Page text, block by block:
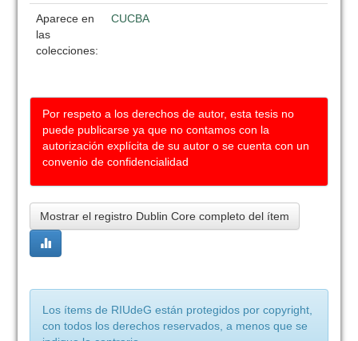
Aparece en
las
colecciones:
CUCBA
Por respeto a los derechos de autor, esta tesis no
puede publicarse ya que no contamos con la
autorización explícita de su autor o se cuenta con un
convenio de confidencialidad
Mostrar el registro Dublin Core completo del ítem
Los ítems de RIUdeG están protegidos por copyright,
con todos los derechos reservados, a menos que se